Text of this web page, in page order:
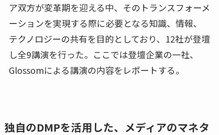
ア双方が変革期を迎える中、そのトランスフォーメ
ーションを実現する際に必要となる知識、情報、
テクノロジーの共有を目的としており、12社が登壇
し全9講演を行った。ここでは登壇企業の一社、
Glossomによる講演の内容をレポートする。
独自のDMPを活用した、メディアのマネタ